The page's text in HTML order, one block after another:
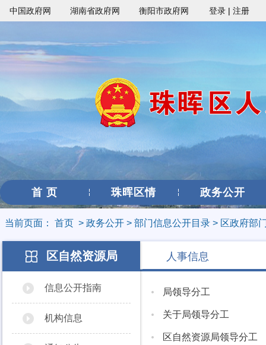
中国政府网 湖南省政府网 衡阳市政府网 登录 | 注册
首 页 珠晖区情 政务公开
当前页面： 首页 > 政务公开 > 部门信息公开目录 > 区政府部
区自然资源局
信息公开指南
机构信息
人事信息
局领导分工
关于局领导分工
区自然资源局领导分工